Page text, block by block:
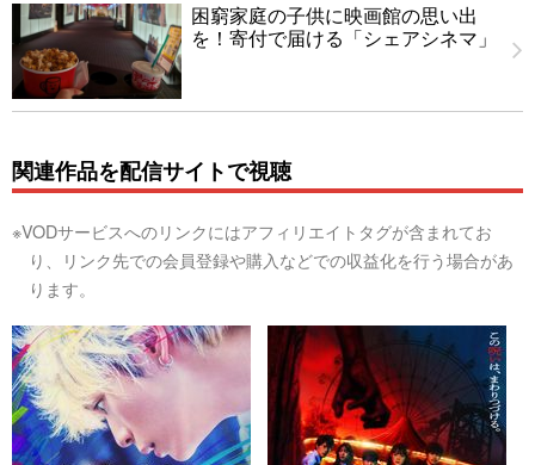
困窮家庭の子供に映画館の思い出
を！寄付で届ける「シェアシネマ」
関連作品を配信サイトで視聴
※VODサービスへのリンクにはアフィリエイトタグが含まれてお
り、リンク先での会員登録や購入などでの収益化を行う場合があ
ります。